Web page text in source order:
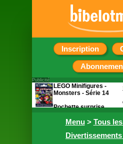
Inscription
Menu> Tous
Publicité
LEGO Minifigures -
Monsters - Série 14
Pochette surprise